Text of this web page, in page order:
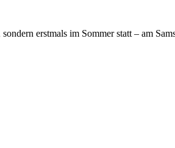
erstmals im Sommer statt – am